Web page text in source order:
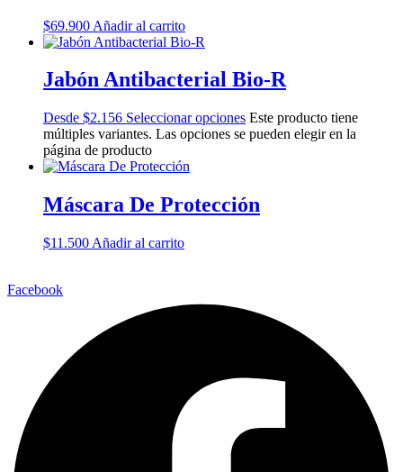
$69.900 Añadir al carrito
Jabón Antibacterial Bio-R
Desde $2.156 Seleccionar opciones Este producto tiene
múltiples variantes. Las opciones se pueden elegir en la
página de producto
Máscara De Protección
$11.500 Añadir al carrito
Facebook